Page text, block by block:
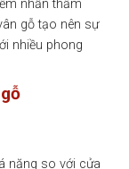
nhấn thẩm
gỗ tạo nên sự
nhiều phong
nặng so với cửa